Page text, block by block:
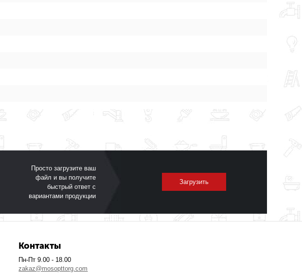
Просто загрузите ваш
файл и вы получите
быстрый ответ с
вариантами продукции
Загрузить
Контакты
Пн-Пт 9.00 - 18.00
zakaz@mosopttorg.com